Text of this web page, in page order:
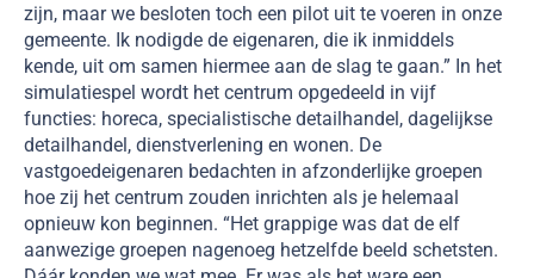
zijn, maar we besloten toch een pilot uit te voeren in onze
gemeente. Ik nodigde de eigenaren, die ik inmiddels
kende, uit om samen hiermee aan de slag te gaan.” In het
simulatiespel wordt het centrum opgedeeld in vijf
functies: horeca, specialistische detailhandel, dagelijkse
detailhandel, dienstverlening en wonen. De
vastgoedeigenaren bedachten in afzonderlijke groepen
hoe zij het centrum zouden inrichten als je helemaal
opnieuw kon beginnen. “Het grappige was dat de elf
aanwezige groepen nagenoeg hetzelfde beeld schetsten.